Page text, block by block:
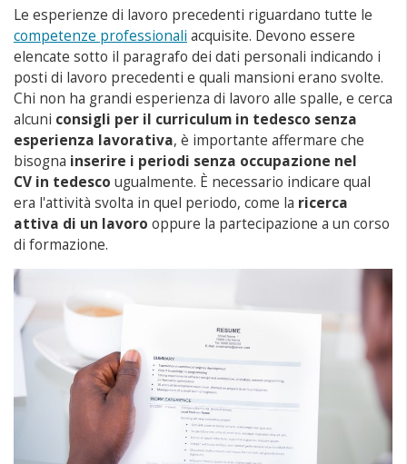
Le esperienze di lavoro precedenti riguardano tutte le
competenze professionali acquisite. Devono essere
elencate sotto il paragrafo dei dati personali indicando i
posti di lavoro precedenti e quali mansioni erano svolte.
Chi non ha grandi esperienza di lavoro alle spalle, e cerca
alcuni consigli per il curriculum in tedesco senza
esperienza lavorativa, è importante affermare che
bisogna inserire i periodi senza occupazione nel
CV in tedesco ugualmente. È necessario indicare qual
era l'attività svolta in quel periodo, come la ricerca
attiva di un lavoro oppure la partecipazione a un corso
di formazione.